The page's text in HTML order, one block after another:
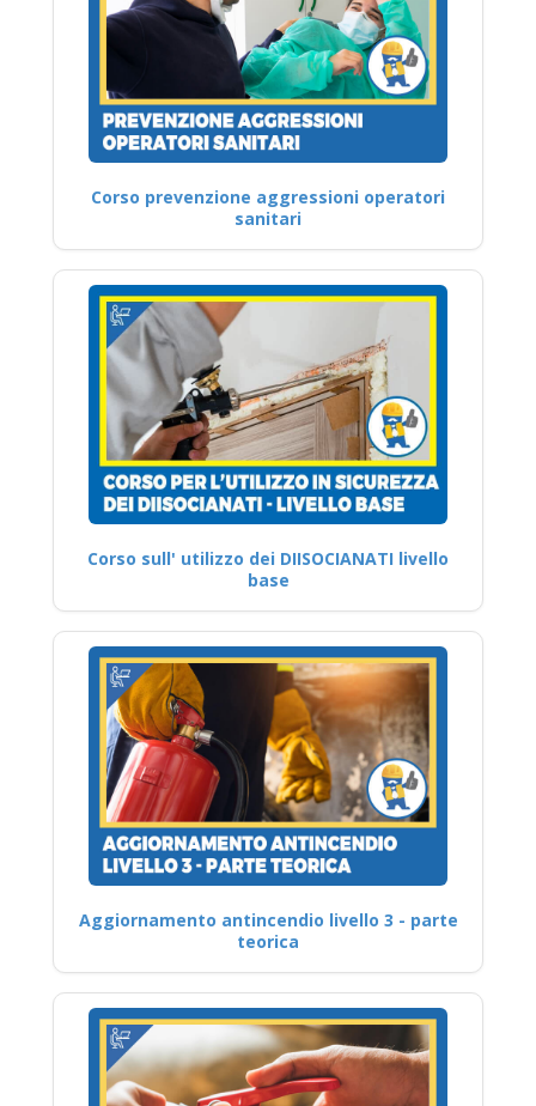
Corso prevenzione aggressioni operatori
sanitari
Corso sull' utilizzo dei DIISOCIANATI livello
base
Aggiornamento antincendio livello 3 - parte
teorica